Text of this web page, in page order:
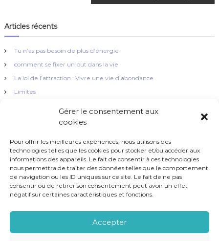
Gérer le consentement aux
cookies
Pour offrir les meilleures expériences, nous utilisons des
technologies telles que les cookies pour stocker et/ou accéder aux
informations des appareils. Le fait de consentir à ces technologies
nous permettra de traiter des données telles que le comportement
de navigation ou les ID uniques sur ce site. Le fait de ne pas
consentir ou de retirer son consentement peut avoir un effet
négatif sur certaines caractéristiques et fonctions.
Accepter
v
i
g
a
o
n
d
Articles récents
Tu n’as pas besoin de plus d’énergie
comment se fixer un but dans la vie
La loi de l’attraction : Vivre une vie d’abondance
Limites
Brio Coaching - Tous droits réservés 2023